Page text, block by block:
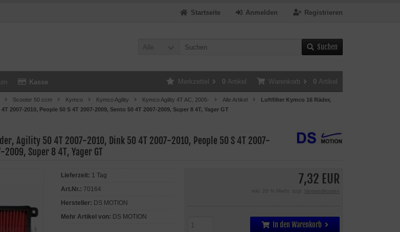
Registrieren
Anmelden
Startseite
Alle Suchen
Kasse Warenkorb 0 Artikel
Merkzettel 0 Artikel
Scooter 50 ccm Kymco Kymco Agility Kymco Agility 4T AC, 2005- Alle Artikel
Luftfilter Kymco 16 Räder,
2007-2010, People 50 S 4T 2007-2009, Sento 50 4T 2007-2009, Super 8 4T, Yager GT
Agility 50 4T 2007-2010, Dink 50 4T 2007-2010, People 50 S 4T 2007-
Super 8 4T, Yager GT
7,32 EUR
inkl. 20 % MwSt. zzgl. Versandkosten
In den Warenkorb
Lieferzeit: 1 Tag
Art.Nr.: 70164
Hersteller: DS MOTION
Mehr Artikel von: DS MOTION